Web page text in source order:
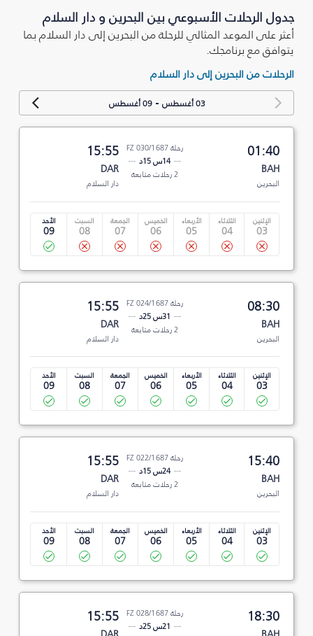
جدول الرحلات الأسبوعي بين البحرين و دار السلام
أعثر على الموعد المثالي للرحلة من البحرين إلى دار السلام بما
يتوافق مع برنامجك.
الرحلات من البحرين إلى دار السلام
03 أغسطس -09 أغسطس
01:40
BAH
البحرين
رحلة FZ 030/1687
14س 15د
2 رحلات متابعة
15:55
DAR
دار السلام
الإثنين
03
الثلاثاء
04
الأربعاء
05
الخميس
06
الجمعة
07
السبت
08
الأحد
09
08:30
BAH
البحرين
رحلة FZ 024/1687
31س 25د
2 رحلات متابعة
15:55
DAR
دار السلام
الإثنين
03
الثلاثاء
04
الأربعاء
05
الخميس
06
الجمعة
07
السبت
08
الأحد
09
15:40
BAH
البحرين
رحلة FZ 022/1687
24س 15د
2 رحلات متابعة
15:55
DAR
دار السلام
الإثنين
03
الثلاثاء
04
الأربعاء
05
الخميس
06
الجمعة
07
السبت
08
الأحد
09
18:30
رحلة FZ 028/1687
21س 25د
15:55